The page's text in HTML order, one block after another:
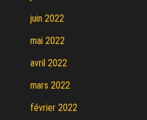
juin 2022
mai 2022
avril 2022
mars 2022
février 2022